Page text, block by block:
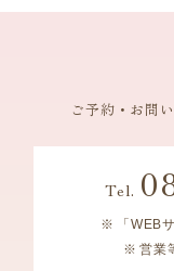
ご予約・お問
Tel.
「WEB
営業